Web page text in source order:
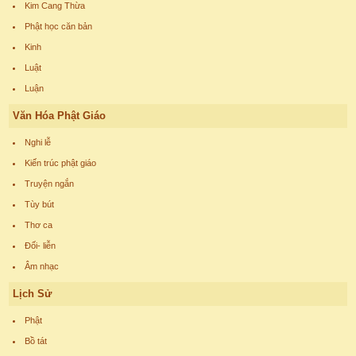
Kim Cang Thừa
Phật học căn bản
Kinh
Luật
Luận
Văn Hóa Phật Giáo
Nghi lễ
Kiến trúc phật giáo
Truyện ngắn
Tùy bút
Thơ ca
Đối- liễn
Âm nhạc
Lịch Sử
Phật
Bồ tát